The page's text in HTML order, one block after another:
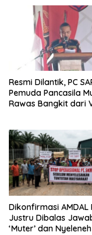
Resmi Dilantik, PC
Pemuda Pancasila
Rawas Bangkit dari
Dikonfirmasi AMDAL
Justru Dibalas
‘Muter’ dan